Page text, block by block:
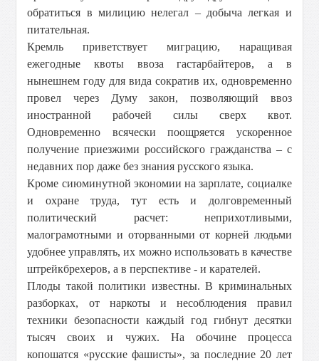
обратиться в милицию нелегал – добыча легкая и
питательная.
Кремль приветствует миграцию, наращивая
ежегодные квоты ввоза гастарбайтеров, а в
нынешнем году для вида сократив их, одновременно
провел через Думу закон, позволяющий ввоз
иностранной рабочей силы сверх квот.
Одновременно всячески поощряется ускоренное
получение приезжими российского гражданства – с
недавних пор даже без знания русского языка.
Кроме сиюминутной экономии на зарплате, социалке
и охране труда, тут есть и долговременный
политический расчет: неприхотливыми,
малограмотными и оторванными от корней людьми
удобнее управлять, их можно использовать в качестве
штрейкбрехеров, а в перспективе - и карателей.
Плоды такой политики известны. В криминальных
разборках, от наркоты и несоблюдения правил
техники безопасности каждый год гибнут десятки
тысяч своих и чужих. На обочине процесса
копошатся «русские фашисты», за последние 20 лет